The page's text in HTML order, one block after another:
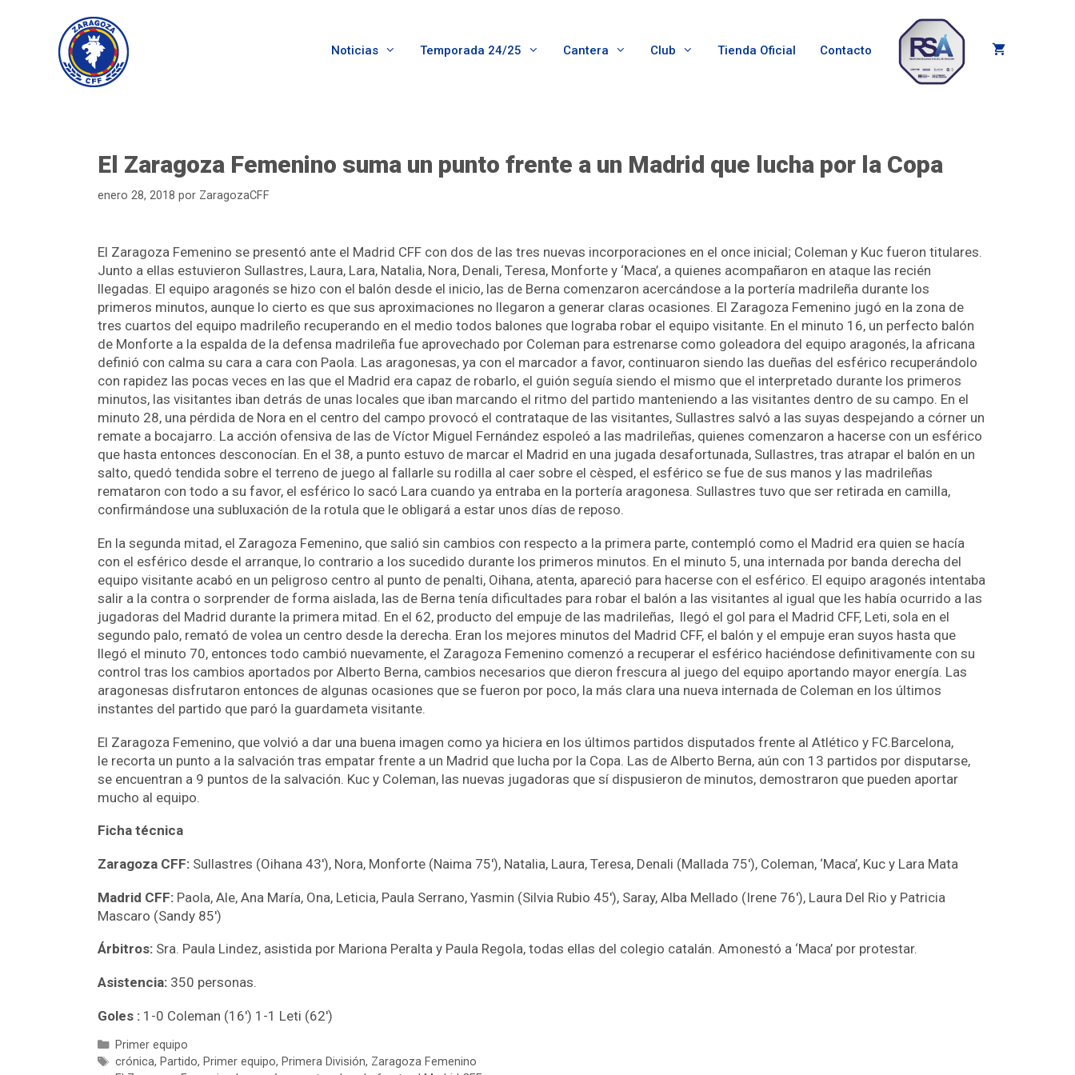
Noticias Temporada 24/25 Cantera Club Tienda Oficial Contacto
El Zaragoza Femenino suma un punto frente a un Madrid que lucha por la Copa
enero 28, 2018 por ZaragozaCFF
El Zaragoza Femenino se presentó ante el Madrid CFF con dos de las tres nuevas incorporaciones en el once inicial; Coleman y Kuc fueron titulares.
Junto a ellas estuvieron Sullastres, Laura, Lara, Natalia, Nora, Denali, Teresa, Monforte y ‘Maca’, a quienes acompañaron en ataque las recién
llegadas. El equipo aragonés se hizo con el balón desde el inicio, las de Berna comenzaron acercándose a la portería madrileña durante los
primeros minutos, aunque lo cierto es que sus aproximaciones no llegaron a generar claras ocasiones. El Zaragoza Femenino jugó en la zona de
tres cuartos del equipo madrileño recuperando en el medio todos balones que lograba robar el equipo visitante. En el minuto 16, un perfecto balón
de Monforte a la espalda de la defensa madrileña fue aprovechado por Coleman para estrenarse como goleadora del equipo aragonés, la africana
definió con calma su cara a cara con Paola. Las aragonesas, ya con el marcador a favor, continuaron siendo las dueñas del esférico recuperándolo
con rapidez las pocas veces en las que el Madrid era capaz de robarlo, el guión seguía siendo el mismo que el interpretado durante los primeros
minutos, las visitantes iban detrás de unas locales que iban marcando el ritmo del partido manteniendo a las visitantes dentro de su campo. En el
minuto 28, una pérdida de Nora en el centro del campo provocó el contrataque de las visitantes, Sullastres salvó a las suyas despejando a córner un
remate a bocajarro. La acción ofensiva de las de Víctor Miguel Fernández espoleó a las madrileñas, quienes comenzaron a hacerse con un esférico
que hasta entonces desconocían. En el 38, a punto estuvo de marcar el Madrid en una jugada desafortunada, Sullastres, tras atrapar el balón en un
salto, quedó tendida sobre el terreno de juego al fallarle su rodilla al caer sobre el cèsped, el esférico se fue de sus manos y las madrileñas
remataron con todo a su favor, el esférico lo sacó Lara cuando ya entraba en la portería aragonesa. Sullastres tuvo que ser retirada en camilla,
confirmándose una subluxación de la rotula que le obligará a estar unos días de reposo.
En la segunda mitad, el Zaragoza Femenino, que salió sin cambios con respecto a la primera parte, contempló como el Madrid era quien se hacía
con el esférico desde el arranque, lo contrario a los sucedido durante los primeros minutos. En el minuto 5, una internada por banda derecha del
equipo visitante acabó en un peligroso centro al punto de penalti, Oihana, atenta, apareció para hacerse con el esférico. El equipo aragonés intentaba
salir a la contra o sorprender de forma aislada, las de Berna tenía dificultades para robar el balón a las visitantes al igual que les había ocurrido a las
jugadoras del Madrid durante la primera mitad. En el 62, producto del empuje de las madrileñas, llegó el gol para el Madrid CFF, Leti, sola en el
segundo palo, remató de volea un centro desde la derecha. Eran los mejores minutos del Madrid CFF, el balón y el empuje eran suyos hasta que
llegó el minuto 70, entonces todo cambió nuevamente, el Zaragoza Femenino comenzó a recuperar el esférico haciéndose definitivamente con su
control tras los cambios aportados por Alberto Berna, cambios necesarios que dieron frescura al juego del equipo aportando mayor energía. Las
aragonesas disfrutaron entonces de algunas ocasiones que se fueron por poco, la más clara una nueva internada de Coleman en los últimos
instantes del partido que paró la guardameta visitante.
El Zaragoza Femenino, que volvió a dar una buena imagen como ya hiciera en los últimos partidos disputados frente al Atlético y FC.Barcelona,
le recorta un punto a la salvación tras empatar frente a un Madrid que lucha por la Copa. Las de Alberto Berna, aún con 13 partidos por disputarse,
se encuentran a 9 puntos de la salvación. Kuc y Coleman, las nuevas jugadoras que sí dispusieron de minutos, demostraron que pueden aportar
mucho al equipo.
Ficha técnica
Zaragoza CFF: Sullastres (Oihana 43′), Nora, Monforte (Naima 75′), Natalia, Laura, Teresa, Denali (Mallada 75′), Coleman, ‘Maca’, Kuc y Lara Mata
Madrid CFF: Paola, Ale, Ana María, Ona, Leticia, Paula Serrano, Yasmin (Silvia Rubio 45′), Saray, Alba Mellado (Irene 76′), Laura Del Rio y Patricia
Mascaro (Sandy 85′)
Árbitros: Sra. Paula Lindez, asistida por Mariona Peralta y Paula Regola, todas ellas del colegio catalán. Amonestó a ‘Maca’ por protestar.
Asistencia: 350 personas.
Goles : 1-0 Coleman (16′) 1-1 Leti (62′)
Primer equipo
crónica, Partido, Primer equipo, Primera División, Zaragoza Femenino